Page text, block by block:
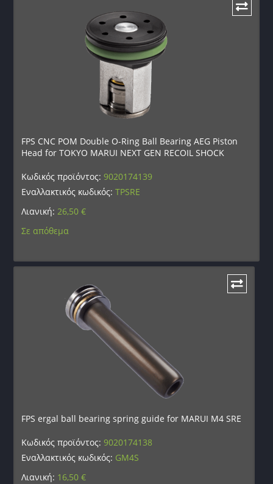
FPS CNC POM Double O-Ring Ball Bearing AEG Piston
Head for TOKYO MARUI NEXT GEN RECOIL SHOCK
Κωδικός προϊόντος:9020174139
Εναλλακτικός κωδικός:TPSRE
Λιανική:26,50€
Σε απόθεμα
FPS ergal ball bearing spring guide for MARUI M4 SRE
Κωδικός προϊόντος:9020174138
Εναλλακτικός κωδικός: GM4S
Λιανική: 16,50€